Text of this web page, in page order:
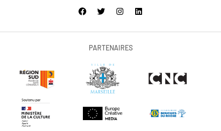
PARTENAIRES